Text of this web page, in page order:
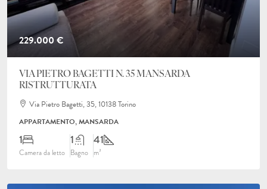
229.000 €
VIA PIETRO BAGETTI N. 35 MANSARDA
RISTRUTTURATA
Via Pietro Bagetti, 35, 10138 Torino
APPARTAMENTO, MANSARDA
1
Camera da letto
1
Bagno
41
m²